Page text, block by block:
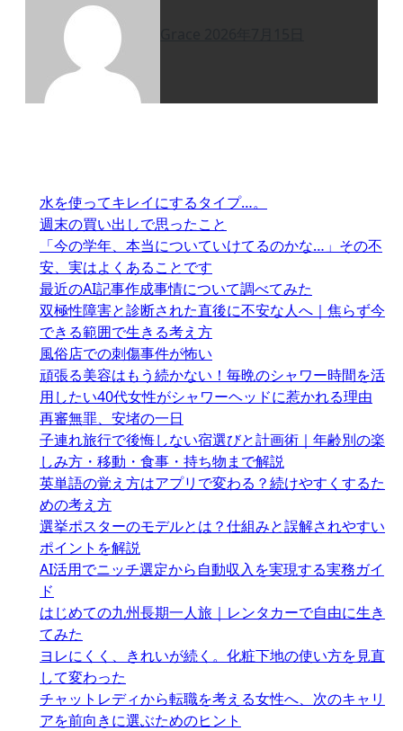
水を使ってキレイにするタイプ…。
週末の買い出しで思ったこと
「今の学年、本当についていけてるのかな…」その不
安、実はよくあることです
最近のAI記事作成事情について調べてみた
双極性障害と診断された直後に不安な人へ｜焦らず今
できる範囲で生きる考え方
風俗店での刺傷事件が怖い
頑張る美容はもう続かない！毎晩のシャワー時間を活
用したい40代女性がシャワーヘッドに惹かれる理由
再審無罪、安堵の一日
子連れ旅行で後悔しない宿選びと計画術｜年齢別の楽
しみ方・移動・食事・持ち物まで解説
英単語の覚え方はアプリで変わる？続けやすくするた
めの考え方
選挙ポスターのモデルとは？仕組みと誤解されやすい
ポイントを解説
AI活用でニッチ選定から自動収入を実現する実務ガイ
ド
はじめての九州長期一人旅｜レンタカーで自由に生き
てみた
ヨレにくく、きれいが続く。化粧下地の使い方を見直
して変わった
チャットレディから転職を考える女性へ、次のキャリ
アを前向きに選ぶためのヒント